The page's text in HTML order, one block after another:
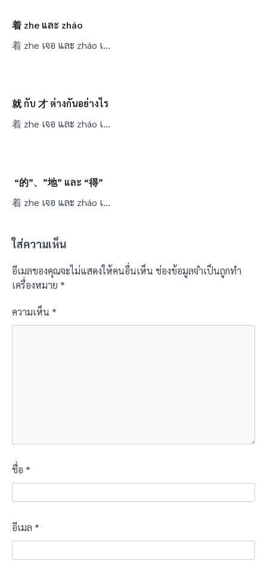
着 zhe และ zháo
着 zhe เจอ และ zháo เ…
就 กับ 才 ต่างกันอย่างไร
着 zhe เจอ และ zháo เ…
“的”、”地” และ “得”
着 zhe เจอ และ zháo เ…
ใส่ความเห็น
อีเมลของคุณจะไม่แสดงให้คนอื่นเห็น ช่องข้อมูลจำเป็นถูกทำ
เครื่องหมาย *
ความเห็น *
ชื่อ *
อีเมล *